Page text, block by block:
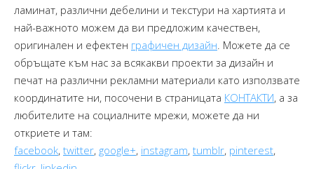
ламинат, различни дебелини и текстури на хартията и
най-важното можем да ви предложим качествен,
оригинален и ефектен графичен дизайн . Можете да се
обръщате към нас за всякакви проекти за дизайн и
печат на различни рекламни материали като използвате
координатите ни, посочени в страницата КОНТАКТИ, а за
любителите на социалните мрежи, можете да ни
откриете и там:
facebook, twitter, google+, instagram, tumblr, pinterest,